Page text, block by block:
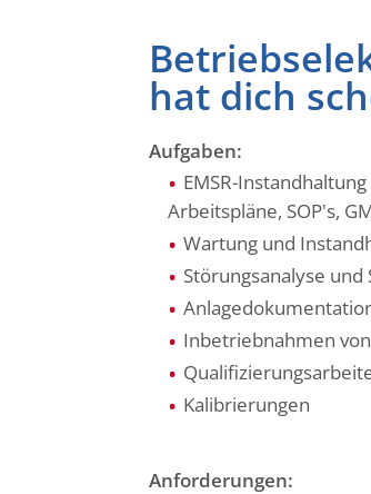
hat dich
Aufgaben:
EMSR-
Arbeitspläne, SOP's,
Wartung und
Störungsanalyse
Inbetriebnahmen
Kalibrierungen
Anforderungen: